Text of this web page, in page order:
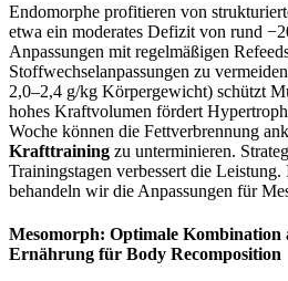
Endomorphe profitieren von
etwa ein moderates Defizit von rund
Anpassungen mit regelmäßigen
Stoffwechselanpassungen zu
2,0–2,4 g/kg Körpergewicht) schützt
hohes Kraftvolumen fördert
Woche können die Fettverbrennung
Krafttraining zu unterminieren.
Trainingstagen verbessert die
behandeln wir die Anpassungen für
Mesomorph: Optimale
Ernährung für Body Recomposition